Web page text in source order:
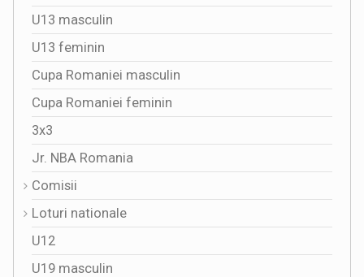
U13 masculin
U13 feminin
Cupa Romaniei masculin
Cupa Romaniei feminin
3x3
Jr. NBA Romania
Comisii
Loturi nationale
U12
U19 masculin